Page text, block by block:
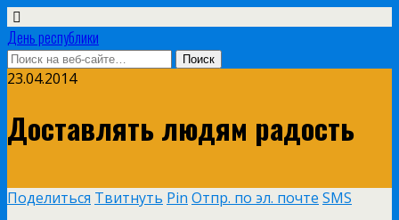
День республики
23.04.2014
Доставлять людям радость
Поделиться Твитнуть Pin Отпр. по эл. почте SMS